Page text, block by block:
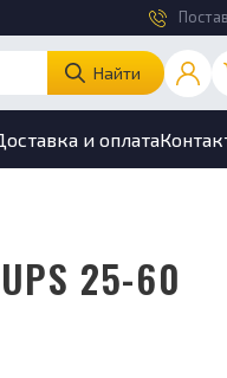
Найти
и оплата
25-60